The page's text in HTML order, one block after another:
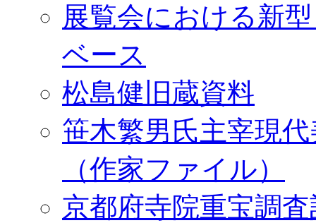
展覧会における新
ベース
松島健旧蔵資料
笹木繁男氏主宰現
（作家ファイル）
京都府寺院重宝調